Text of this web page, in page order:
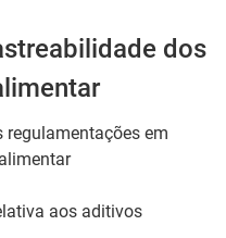
dos
regulamentações em
aos aditivos